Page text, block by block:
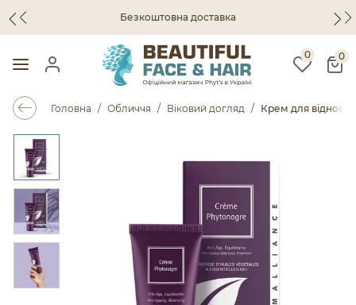
Безкоштовна доставка
0 0
Головна Обличчя Віковий догляд Крем для